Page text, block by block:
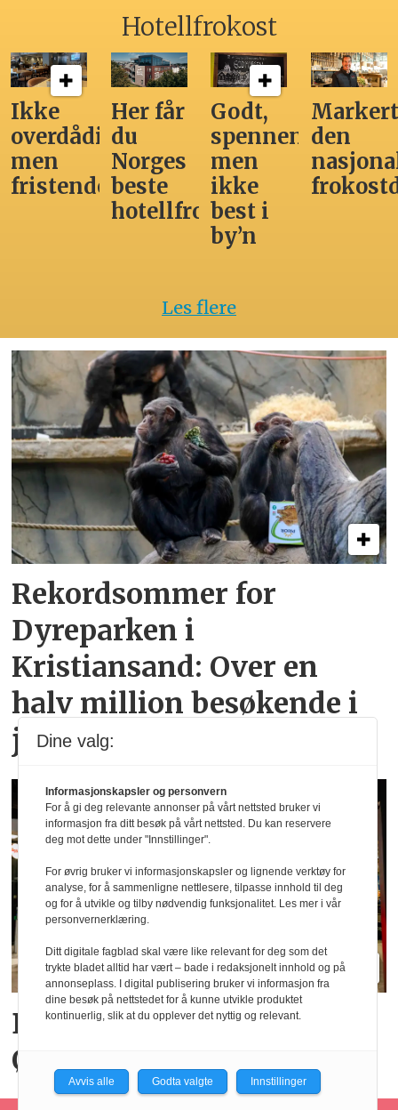
Hotellfrokost
Ikke
overdådig,
men
fristende
Her får
du
Norges
beste
hotellfrokost
Godt,
spennende,
men
ikke
best i
by’n
den
Les flere
Rekordsommer for
Dyreparken i
Kristiansand: Over en
halv million besøkende i
juli
Big Bite vil doble på
Østlandet innen tre år
Dine valg:
Informasjonskapsler og personvern
For å gi deg relevante annonser på vårt nettsted bruker vi
informasjon fra ditt besøk på vårt nettsted. Du kan reservere
deg mot dette under "Innstillinger".
For øvrig bruker vi informasjonskapsler og lignende verktøy for
analyse, for å sammenligne nettlesere, tilpasse innhold til deg
og for å utvikle og tilby nødvendig funksjonalitet. Les mer i vår
personvernerklæring.
Ditt digitale fagblad skal være like relevant for deg som det
trykte bladet alltid har vært – bade i redaksjonelt innhold og på
annonseplass. I digital publisering bruker vi informasjon fra
dine besøk på nettstedet for å kunne utvikle produktet
kontinuerlig, slik at du opplever det nyttig og relevant.
Avvis alle Godta valgte Innstillinger